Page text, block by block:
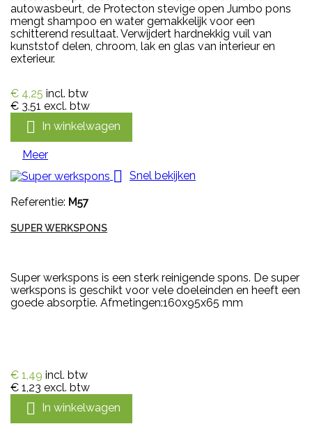
autowasbeurt, de Protecton stevige open Jumbo pons
mengt shampoo en water gemakkelijk voor een
schitterend resultaat. Verwijdert hardnekkig vuil van
kunststof delen, chroom, lak en glas van interieur en
exterieur.
€ 4,25 incl. btw
€ 3,51 excl. btw
 In winkelwagen
Meer
 Snel bekijken
Referentie: M57
SUPER WERKSPONS
Super werkspons is een sterk reinigende spons. De super
werkspons is geschikt voor vele doeleinden en heeft een
goede absorptie. Afmetingen:160x95x65 mm
€ 1,49 incl. btw
€ 1,23 excl. btw
 In winkelwagen